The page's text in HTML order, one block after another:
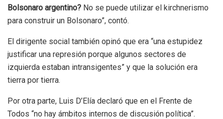
Bolsonaro argentino? No se puede utilizar el kirchnerismo
para construir un Bolsonaro”, contó.
El dirigente social también opinó que era “una estupidez
justificar una represión porque algunos sectores de
izquierda estaban intransigentes” y que la solución era
tierra por tierra.
Por otra parte, Luis D’Elía declaró que en el Frente de
Todos “no hay ámbitos internos de discusión política”.